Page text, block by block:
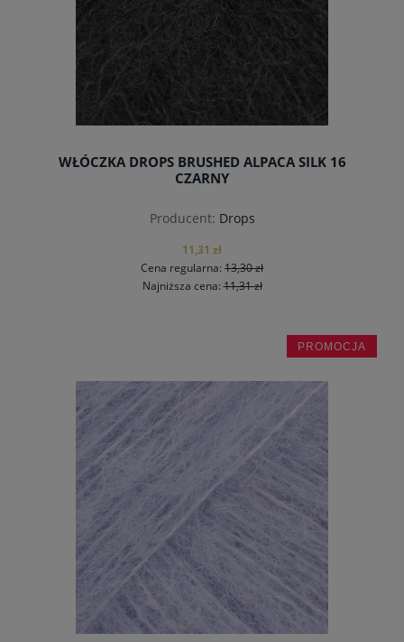
WŁÓCZKA DROPS BRUSHED ALPACA SILK 16
CZARNY
Producent: Drops
11,31 zł
Cena regularna: 13,30 zł
Najniższa cena:11,31 zł
do koszyka
PROMOCJA